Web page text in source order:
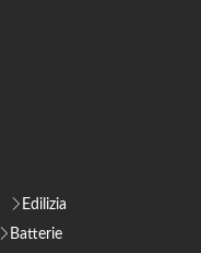
Edilizia
Batterie